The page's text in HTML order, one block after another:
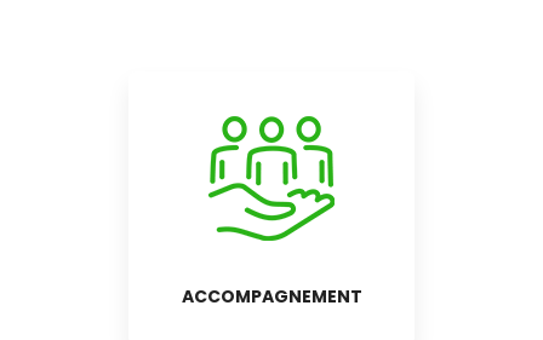
ACCOMPAGNEMENT